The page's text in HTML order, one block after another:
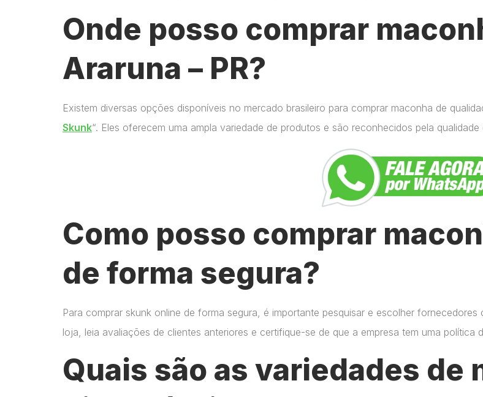
Onde posso comprar
Araruna – PR?
Existem diversas opções disponíveis no mercado brasileiro para comprar maconha de
Skunk“. Eles oferecem uma ampla variedade de produtos e são reconhecidos pela
Como posso comprar
de forma segura?
Para comprar skunk online de forma segura, é importante pesquisar e escolher
loja, leia avaliações de clientes anteriores e certifique-se de que a empresa tem uma política
Quais são as variedades de